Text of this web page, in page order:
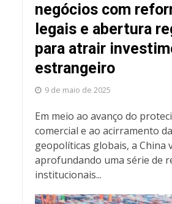
negócios com
legais e abertura
para atrair
estrangeiro
9 de maio de 2025
Em meio ao avanço do
comercial e ao acirramento
geopolíticas globais, a China
aprofundando uma série de
institucionais...